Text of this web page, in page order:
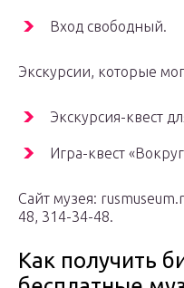
Вход свободный.
Экскурсии, которые
Экскурсия-квест
Игра-квест
Сайт музея:
48, 314-34-48.
Как получить